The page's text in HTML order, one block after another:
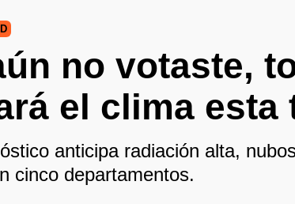
no votaste,
el clima esta
anticipa radiación alta,
cinco departamentos.